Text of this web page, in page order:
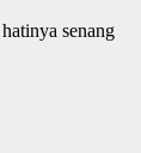
senang